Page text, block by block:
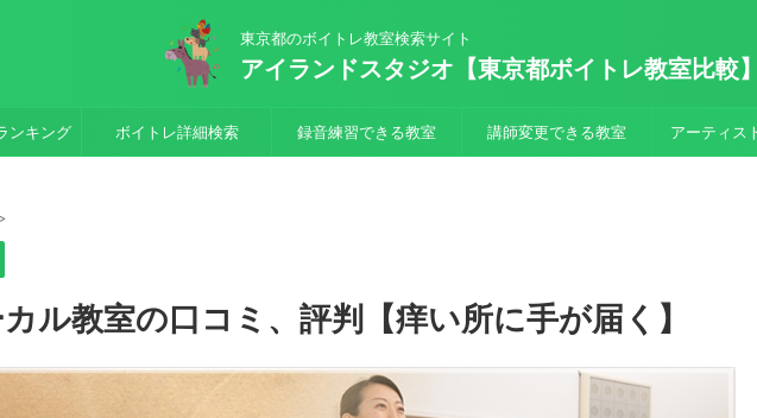
東京都のボイトレ教室検索サイト
アイランドスタジオ【東京都ボイトレ教室比較】
ンキング ボイトレ詳細検索 録音練習できる教室 講師変更できる教室 アーティス
ル教室の口コミ、評判【痒い所に手が届く】